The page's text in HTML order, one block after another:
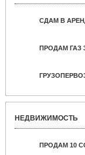
СДАМ В
ПРОДАМ ГАЗ
НЕДВИЖИМОСТЬ
ПРОДАМ 10